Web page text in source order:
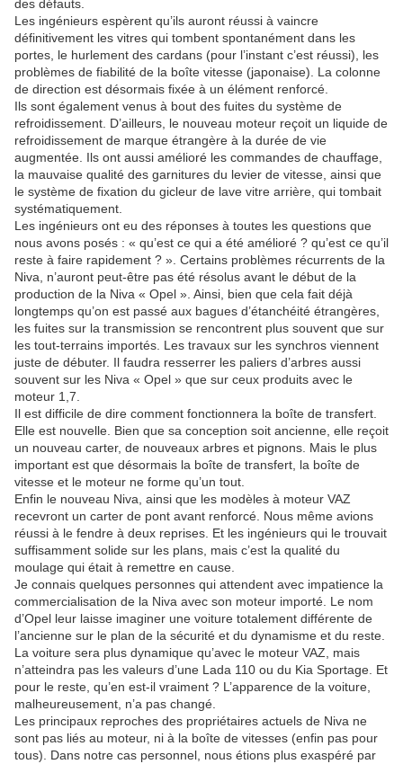
des défauts.
Les ingénieurs espèrent qu’ils auront réussi à vaincre
définitivement les vitres qui tombent spontanément dans les
portes, le hurlement des cardans (pour l’instant c’est réussi), les
problèmes de fiabilité de la boîte vitesse (japonaise). La colonne
de direction est désormais fixée à un élément renforcé.
Ils sont également venus à bout des fuites du système de
refroidissement. D’ailleurs, le nouveau moteur reçoit un liquide de
refroidissement de marque étrangère à la durée de vie
augmentée. Ils ont aussi amélioré les commandes de chauffage,
la mauvaise qualité des garnitures du levier de vitesse, ainsi que
le système de fixation du gicleur de lave vitre arrière, qui tombait
systématiquement.
Les ingénieurs ont eu des réponses à toutes les questions que
nous avons posés : « qu’est ce qui a été amélioré ? qu’est ce qu’il
reste à faire rapidement ? ». Certains problèmes récurrents de la
Niva, n’auront peut-être pas été résolus avant le début de la
production de la Niva « Opel ». Ainsi, bien que cela fait déjà
longtemps qu’on est passé aux bagues d’étanchéité étrangères,
les fuites sur la transmission se rencontrent plus souvent que sur
les tout-terrains importés. Les travaux sur les synchros viennent
juste de débuter. Il faudra resserrer les paliers d’arbres aussi
souvent sur les Niva « Opel » que sur ceux produits avec le
moteur 1,7.
Il est difficile de dire comment fonctionnera la boîte de transfert.
Elle est nouvelle. Bien que sa conception soit ancienne, elle reçoit
un nouveau carter, de nouveaux arbres et pignons. Mais le plus
important est que désormais la boîte de transfert, la boîte de
vitesse et le moteur ne forme qu’un tout.
Enfin le nouveau Niva, ainsi que les modèles à moteur VAZ
recevront un carter de pont avant renforcé. Nous même avions
réussi à le fendre à deux reprises. Et les ingénieurs qui le trouvait
suffisamment solide sur les plans, mais c’est la qualité du
moulage qui était à remettre en cause.
Je connais quelques personnes qui attendent avec impatience la
commercialisation de la Niva avec son moteur importé. Le nom
d’Opel leur laisse imaginer une voiture totalement différente de
l’ancienne sur le plan de la sécurité et du dynamisme et du reste.
La voiture sera plus dynamique qu’avec le moteur VAZ, mais
n’atteindra pas les valeurs d’une Lada 110 ou du Kia Sportage. Et
pour le reste, qu’en est-il vraiment ? L’apparence de la voiture,
malheureusement, n’a pas changé.
Les principaux reproches des propriétaires actuels de Niva ne
sont pas liés au moteur, ni à la boîte de vitesses (enfin pas pour
tous). Dans notre cas personnel, nous étions plus exaspéré par